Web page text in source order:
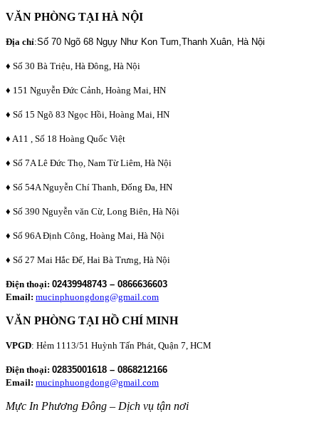
VĂN PHÒNG TẠI HÀ NỘI
Địa chỉ:Số 70 Ngõ 68 Ngụy Như Kon Tum,Thanh Xuân, Hà Nội
♦ Số 30 Bà Triệu, Hà Đông, Hà Nội
♦ 151 Nguyễn Đức Cảnh, Hoàng Mai, HN
♦ Số 15 Ngõ 83 Ngọc Hồi, Hoàng Mai, HN
♦ A11 , Số 18 Hoàng Quốc Việt
♦ Số 7A Lê Đức Thọ, Nam Từ Liêm, Hà Nội
♦ Số 54A Nguyễn Chí Thanh, Đống Đa, HN
♦ Số 390 Nguyễn văn Cừ, Long Biên, Hà Nội
♦ Số 96A Định Công, Hoàng Mai, Hà Nội
♦ Số 27 Mai Hắc Đế, Hai Bà Trưng, Hà Nội
Điện thoại: 02439948743 – 0866636603
Email: mucinphuongdong@gmail.com
VĂN PHÒNG TẠI HỒ CHÍ MINH
VPGD: Hẻm 1113/51 Huỳnh Tấn Phát, Quận 7, HCM
Điện thoại: 02835001618 – 0868212166
Email: mucinphuongdong@gmail.com
Mực In Phương Đông – Dịch vụ tận nơi